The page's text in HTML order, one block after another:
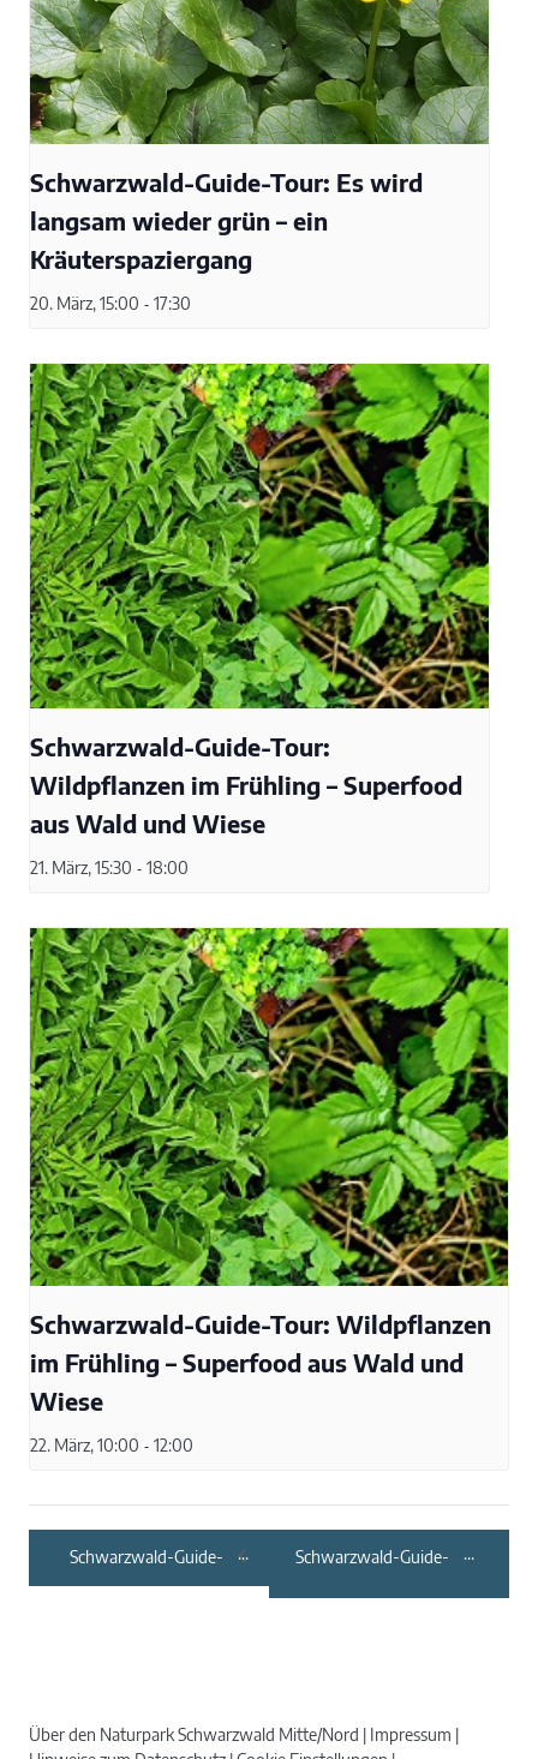
Schwarzwald-Guide-Tour: Es wird
langsam wieder grün – ein
Kräuterspaziergang
20. März, 15:00 - 17:30
Schwarzwald-Guide-Tour:
Wildpflanzen im Frühling – Superfood
aus Wald und Wiese
21. März, 15:30 - 18:00
Schwarzwald-Guide-Tour: Wildpflanzen
im Frühling – Superfood aus Wald und
Wiese
22. März, 10:00 - 12:00
Schwarzwald-Guide-
Schwarzwald-Guide-
Nagold – zwischen
Über den Naturpark Schwarzwald Mitte/Nord
Impressum